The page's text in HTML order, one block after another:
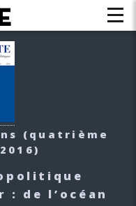
(quatrième
: de l’océan